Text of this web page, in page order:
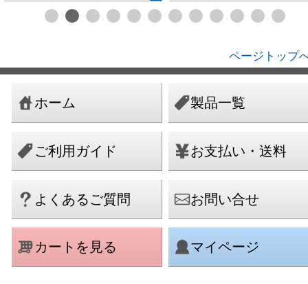
ページトップ
ホーム 製品一覧
ご利用ガイド お支払い・送料
よくあるご質問 お問い合せ
カートを見る マイページ